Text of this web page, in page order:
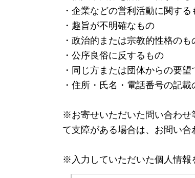
・企業などの営利活動に関する
・趣旨が不明確なもの
・政治的または宗教的性格のも
・公序良俗に反するもの
・同じ方または団体からの要
・住所・氏名・電話番号の記
※お寄せいただいた問い合わせ
て支障がある場合は、お問い合
※入力していただいた個人情報